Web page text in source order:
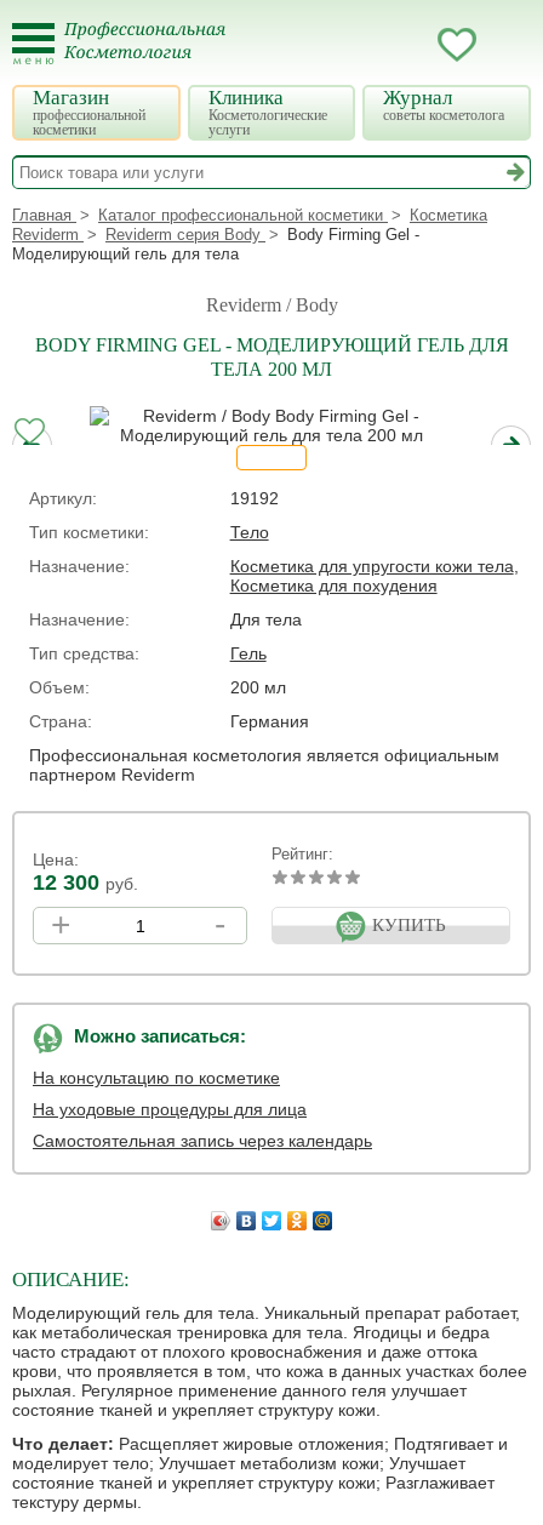
Магазин
профессиональной
косметики
Клиника
Косметологические
услуги
Журнал
советы косметолога
Главная Каталог профессиональной косметики
Косметика
Reviderm
Reviderm серия Body
Body Firming Gel -
Моделирующий гель для тела
Reviderm / Body
BODY FIRMING GEL - МОДЕЛИРУЮЩИЙ ГЕЛЬ ДЛЯ
ТЕЛА 200 МЛ
Артикул:
19192
Тип косметики:
Тело
Назначение:
Косметика для упругости кожи тела
Косметика для похудения
Назначение:
Для тела
Тип средства:
Гель
Объем:
200 мл
Страна:
Германия
Профессиональная косметология является официальным
партнером Reviderm
Цена:
12 300 руб.
Рейтинг:
+ - КУПИТЬ
Можно записаться:
На консультацию по косметике
На уходовые процедуры для лица
Самостоятельная запись через календарь
ОПИСАНИЕ:
Моделирующий гель для тела. Уникальный препарат работает,
как метаболическая тренировка для тела. Ягодицы и бедра
часто страдают от плохого кровоснабжения и даже оттока
крови, что проявляется в том, что кожа в данных участках более
рыхлая. Регулярное применение данного геля улучшает
состояние тканей и укрепляет структуру кожи.
Что делает: Расщепляет жировые отложения; Подтягивает и
моделирует тело; Улучшает метаболизм кожи; Улучшает
состояние тканей и укрепляет структуру кожи; Разглаживает
текстуру дермы.